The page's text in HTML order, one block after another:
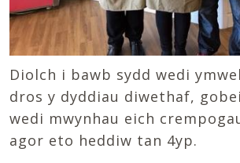
Diolch i bawb sydd wedi
dros y dyddiau diwethaf,
wedi mwynhau eich
agor eto heddiw tan 4yp.